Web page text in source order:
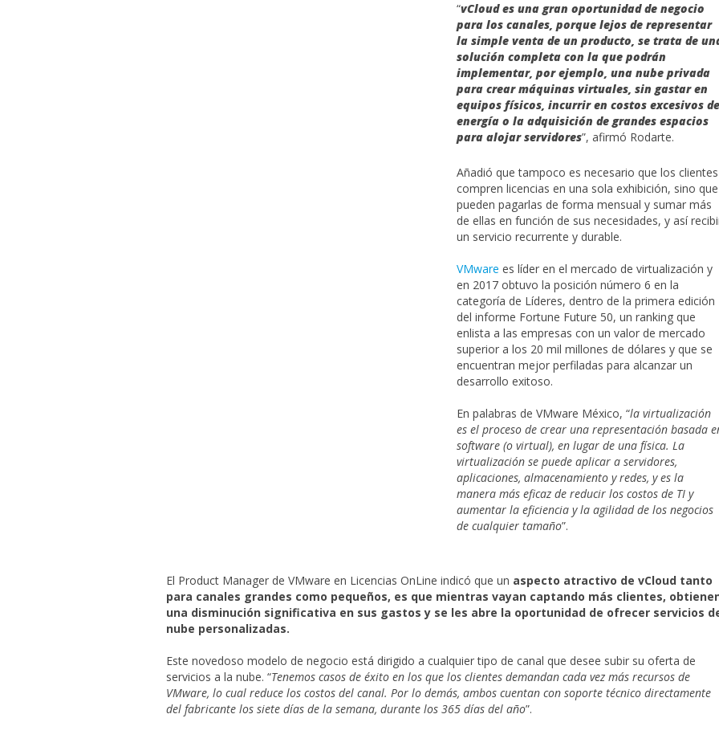
“vCloud es una gran oportunidad de negocio
para los canales, porque lejos de representar
la simple venta de un producto, se trata de
solución completa con la que podrán
implementar, por ejemplo, una nube privada
para crear máquinas virtuales, sin gastar en
equipos físicos, incurrir en costos excesivos de
energía o la adquisición de grandes espacios
para alojar servidores”, afirmó Rodarte.
Añadió que tampoco es necesario que los clientes
compren licencias en una sola exhibición, sino que
pueden pagarlas de forma mensual y sumar más
de ellas en función de sus necesidades, y así
un servicio recurrente y durable.
VMware es líder en el mercado de virtualización y
en 2017 obtuvo la posición número 6 en la
categoría de Líderes, dentro de la primera edición
del informe Fortune Future 50, un ranking que
enlista a las empresas con un valor de mercado
superior a los 20 mil millones de dólares y que se
encuentran mejor perfiladas para alcanzar un
desarrollo exitoso.
En palabras de VMware México, “la virtualización
es el proceso de crear una representación basada
software (o virtual), en lugar de una física. La
virtualización se puede aplicar a servidores,
aplicaciones, almacenamiento y redes, y es la
manera más eficaz de reducir los costos de TI y
aumentar la eficiencia y la agilidad de los negocios
de cualquier tamaño”.
El Product Manager de VMware en Licencias OnLine indicó que un aspecto atractivo de vCloud tanto
para canales grandes como pequeños, es que mientras vayan captando más clientes,
una disminución significativa en sus gastos y se les abre la oportunidad de ofrecer servicios
nube personalizadas.
Este novedoso modelo de negocio está dirigido a cualquier tipo de canal que desee subir su oferta de
servicios a la nube. “Tenemos casos de éxito en los que los clientes demandan cada vez más recursos de
VMware, lo cual reduce los costos del canal. Por lo demás, ambos cuentan con soporte técnico directamente
del fabricante los siete días de la semana, durante los 365 días del año”.